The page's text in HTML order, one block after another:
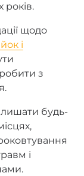
років.
щодо
і
з
будь-
і